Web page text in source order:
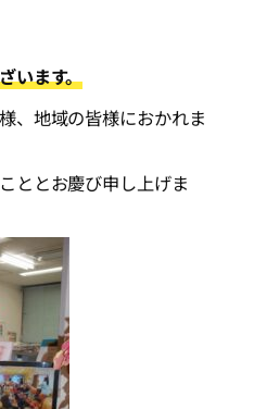
います。
、地域の皆様におかれま
ととお慶び申し上げま